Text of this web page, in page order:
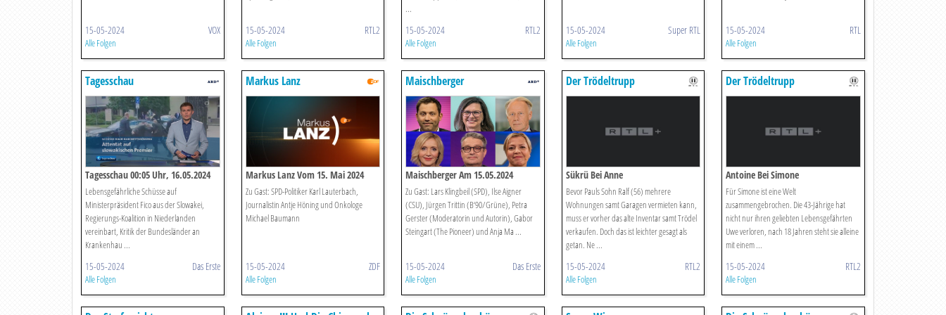
15-05-2024 VOX
Alle Folgen
15-05-2024 RTL2
Alle Folgen
...
15-05-2024 RTL2
Alle Folgen
15-05-2024 Super RTL
Alle Folgen
15-05-2024 RTL
Alle Folgen
Tagesschau
Tagesschau 00:05 Uhr, 16.05.2024
Lebensgefährliche Schüsse auf
Ministerpräsident Fico aus der Slowakei,
Regierungs-Koalition in Niederlanden
vereinbart, Kritik der Bundesländer an
Krankenhau ...
15-05-2024 Das Erste
Alle Folgen
Markus Lanz
Markus Lanz Vom 15. Mai 2024
Zu Gast: SPD-Politiker Karl Lauterbach,
Journalistin Antje Höning und Onkologe
Michael Baumann
15-05-2024 ZDF
Alle Folgen
Maischberger
Maischberger Am 15.05.2024
Zu Gast: Lars Klingbeil (SPD), Ilse Aigner
(CSU), Jürgen Trittin (B‘90/Grüne), Petra
Gerster (Moderatorin und Autorin), Gabor
Steingart (The Pioneer) und Anja Ma ...
15-05-2024 Das Erste
Alle Folgen
Der Trödeltrupp
Sükrü Bei Anne
Bevor Pauls Sohn Ralf (56) mehrere
Wohnungen samt Garagen vermieten kann,
muss er vorher das alte Inventar samt Trödel
verkaufen. Doch das ist leichter gesagt als
getan. Ne ...
15-05-2024 RTL2
Alle Folgen
Der Trödeltrupp
Antoine Bei Simone
Für Simone ist eine Welt
zusammengebrochen. Die 43-Jährige hat
nicht nur ihren geliebten Lebensgefährten
Uwe verloren, nach 18 Jahren steht sie alleine
mit einem ...
15-05-2024 RTL2
Alle Folgen